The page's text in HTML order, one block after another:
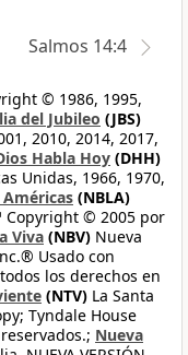
Salmos 14:4
© 1986, 1995,
del Jubileo (JBS)
2010, 2014, 2017,
Habla Hoy (DHH)
Unidas, 1966, 1970,
(NBLA)
Copyright © 2005 por
Viva (NBV) Nueva
Usado con
los derechos en
(NTV) La Santa
Tyndale House
Nueva